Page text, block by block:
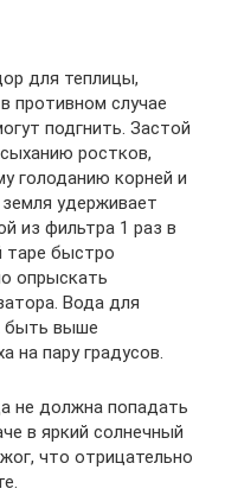
для теплицы,
противном случае
подгнить. Застой
ростков,
голоданию корней и
удерживает
из фильтра 1 раз в
таре быстро
опрыскать
Вода для
быть выше
на пару градусов.
не должна попадать
в яркий солнечный
что отрицательно